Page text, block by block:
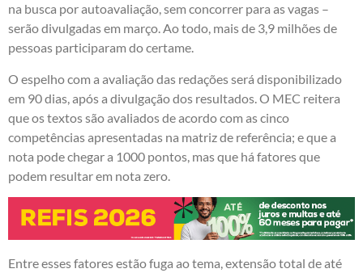
na busca por autoavaliação, sem concorrer para as vagas –
serão divulgadas em março. Ao todo, mais de 3,9 milhões de
pessoas participaram do certame.
O espelho com a avaliação das redações será disponibilizado
em 90 dias, após a divulgação dos resultados. O MEC reitera
que os textos são avaliados de acordo com as cinco
competências apresentadas na matriz de referência; e que a
nota pode chegar a 1000 pontos, mas que há fatores que
podem resultar em nota zero.
Entre esses fatores estão fuga ao tema, extensão total de até